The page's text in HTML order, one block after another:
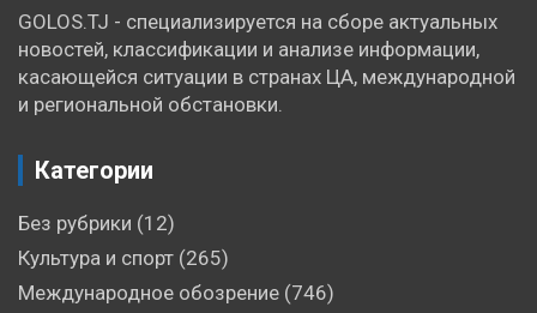
GOLOS.TJ - специализируется на сборе актуальных
новостей, классификации и анализе информации,
касающейся ситуации в странах ЦА, международной
и региональной обстановки.
Категории
Без рубрики (12)
Культура и спорт (265)
Международное обозрение (746)